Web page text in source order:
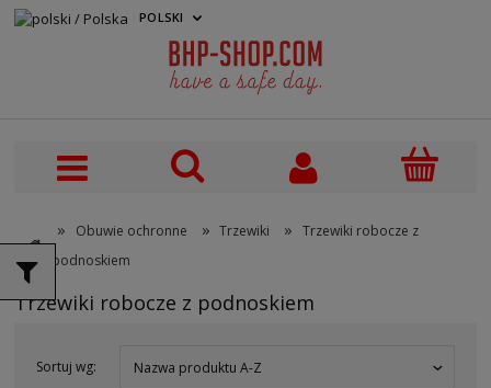
» Obuwie ochronne » Trzewiki » Trzewiki robocze z
podnoskiem
POLSKI
Trzewiki robocze z podnoskiem
Sortuj wg: Nazwa produktu A-Z